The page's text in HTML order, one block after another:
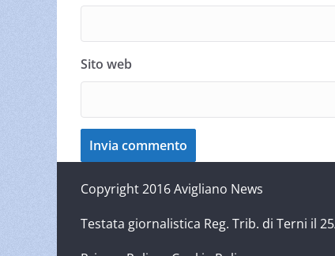
Sito web
Copyright 2016 Avigliano News
Testata giornalistica Reg. Trib. di Terni il